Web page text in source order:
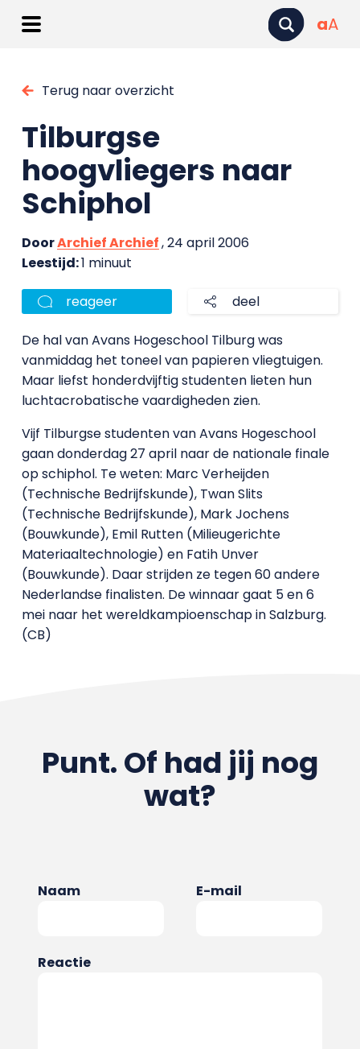
aA
Terug naar overzicht
Tilburgse
hoogvliegers naar
Schiphol
DoorArchief Archief, 24 april 2006
Leestijd:1 minuut
reageer deel
De hal van Avans Hogeschool Tilburg was
vanmiddag het toneel van papieren vliegtuigen.
Maar liefst honderdvijftig studenten lieten hun
luchtacrobatische vaardigheden zien.
Vijf Tilburgse studenten van Avans Hogeschool
gaan donderdag 27 april naar de nationale finale
op schiphol. Te weten: Marc Verheijden
(Technische Bedrijfskunde), Twan Slits
(Technische Bedrijfskunde), Mark Jochens
(Bouwkunde), Emil Rutten (Milieugerichte
Materiaaltechnologie) en Fatih Unver
(Bouwkunde). Daar strijden ze tegen 60 andere
Nederlandse finalisten. De winnaar gaat 5 en 6
mei naar het wereldkampioenschap in Salzburg.
(CB)
Punt. Of had jij nog
wat?
Naam E-mail
Reactie